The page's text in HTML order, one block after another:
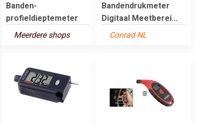
Banden-
profieldieptemeter
Meerdere shops
Bandendrukmeter
Digitaal Meetberei...
Conrad NL